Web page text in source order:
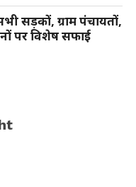
सड़कों, ग्राम पंचायतों,
पर विशेष सफाई